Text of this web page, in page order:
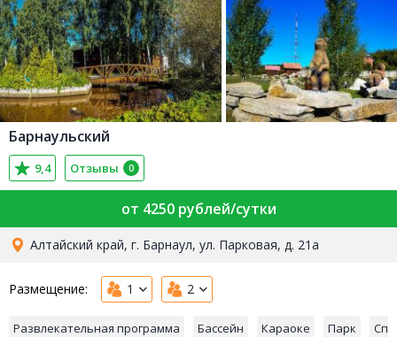
Барнаульский
9,4 Отзывы 0
от 4250 рублей/сутки
Алтайский край, г. Барнаул, ул. Парковая, д. 21а
Размещение: 1 2
Развлекательная программа Бассейн Караоке Парк